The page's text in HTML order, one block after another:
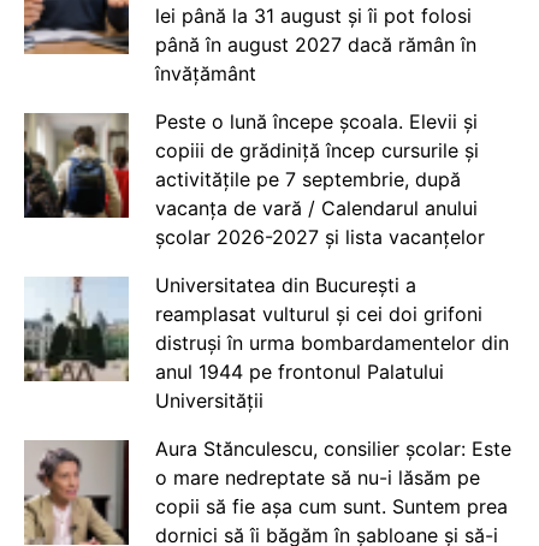
lei până la 31 august și îi pot folosi
până în august 2027 dacă rămân în
învățământ
Peste o lună începe școala. Elevii și
copiii de grădiniță încep cursurile și
activitățile pe 7 septembrie, după
vacanța de vară / Calendarul anului
școlar 2026-2027 și lista vacanțelor
Universitatea din București a
reamplasat vulturul și cei doi grifoni
distruși în urma bombardamentelor din
anul 1944 pe frontonul Palatului
Universității
Aura Stănculescu, consilier școlar: Este
o mare nedreptate să nu-i lăsăm pe
copii să fie așa cum sunt. Suntem prea
dornici să îi băgăm în șabloane și să-i